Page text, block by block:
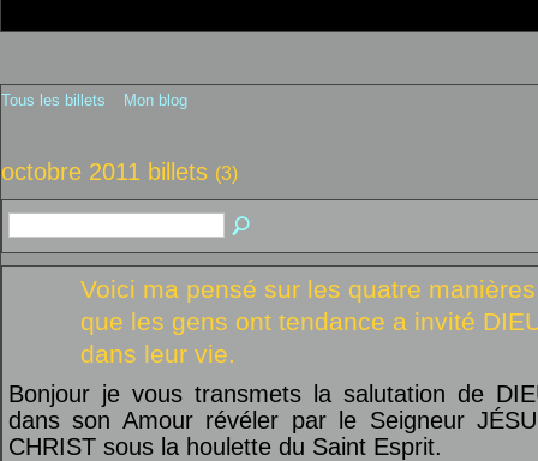
Tous les billets Mon blog
octobre 2011 billets (3)
Voici ma pensé sur les quatre manières
que les gens ont tendance a invité
dans leur vie.
Bonjour je vous transmets la salutation de
dans son Amour révéler par le Seigneur
CHRIST sous la houlette du Saint Esprit.